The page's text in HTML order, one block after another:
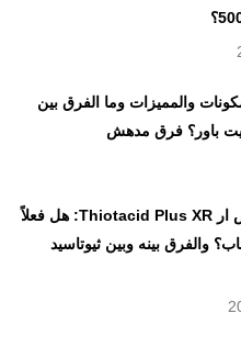
والمميزات وما الفرق بين
باور؟ فرق مدهش
ثيوتاسيد بلس اكس ار Thiotacid Plus XR: هل فعلاً
والفرق بينه وبين ثيوتاسيد